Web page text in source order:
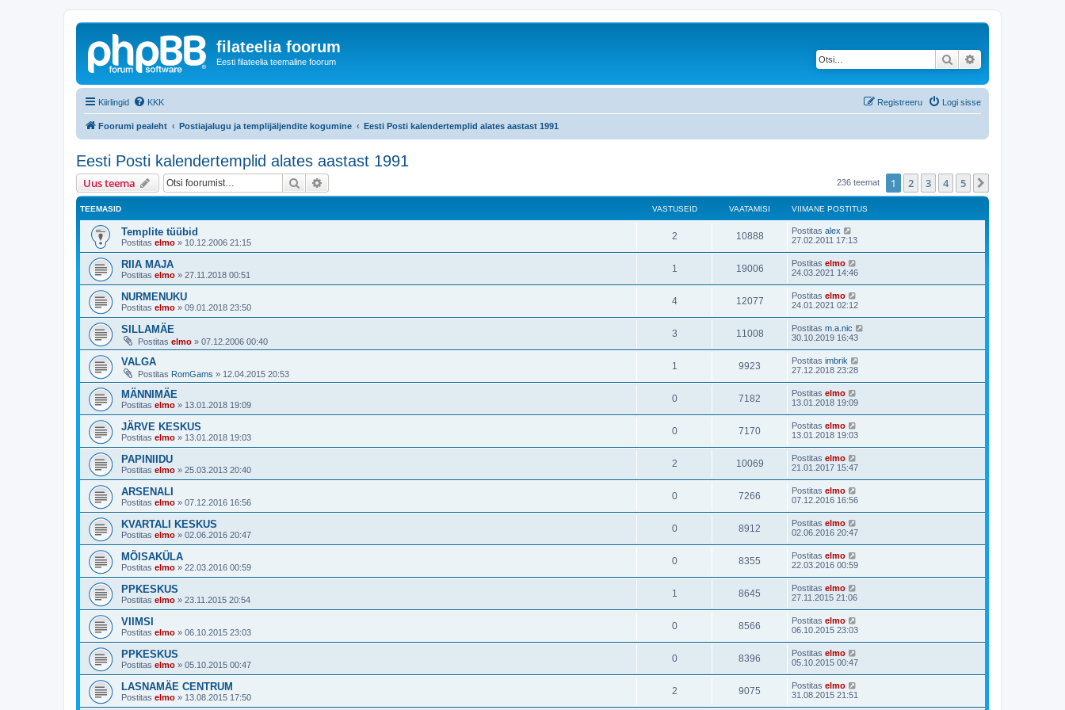
filateelia foorum
Eesti filateelia teemaline foorum Otsi
Kiirlingid KKK Logi sisse
Registreeru
Foorumi pealeht Postiajalugu ja templijäljendite kogumine Eesti Posti kalendertemplid alates aastast 1991
Eesti Posti kalendertemplid alates aastast 1991
Uus teema Otsi 236 teemat 1 2 3 4 5
TEEMASID VASTUSEID VAATAMISI VIIMANE POSTITUS
Templite tüübid
Postitas elmo » 10.12.2006 21:15
2 10888 Postitas alex
27.02.2011 17:13
RIIA MAJA
Postitas elmo » 27.11.2018 00:51
1 19006 Postitas elmo
24.03.2021 14:46
NURMENUKU
Postitas elmo » 09.01.2018 23:50
4 12077 Postitas elmo
24.01.2021 02:12
SILLAMÄE
Postitas elmo » 07.12.2006 00:40
3 11008 Postitas m.a.nic
30.10.2019 16:43
VALGA
Postitas RomGams » 12.04.2015 20:53
1 9923 Postitas imbrik
27.12.2018 23:28
MÄNNIMÄE
Postitas elmo » 13.01.2018 19:09
0 7182 Postitas elmo
13.01.2018 19:09
JÄRVE KESKUS
Postitas elmo » 13.01.2018 19:03
0 7170 Postitas elmo
13.01.2018 19:03
PAPINIIDU
Postitas elmo » 25.03.2013 20:40
2 10069 Postitas elmo
21.01.2017 15:47
ARSENALI
Postitas elmo » 07.12.2016 16:56
0 7266 Postitas elmo
07.12.2016 16:56
KVARTALI KESKUS
Postitas elmo » 02.06.2016 20:47
0 8912 Postitas elmo
02.06.2016 20:47
MÕISAKÜLA
Postitas elmo » 22.03.2016 00:59
0 8355 Postitas elmo
22.03.2016 00:59
PPKESKUS
Postitas elmo » 23.11.2015 20:54
1 8645 Postitas elmo
27.11.2015 21:06
VIIMSI
Postitas elmo » 06.10.2015 23:03
0 8566 Postitas elmo
06.10.2015 23:03
PPKESKUS
Postitas elmo » 05.10.2015 00:47
0 8396 Postitas elmo
05.10.2015 00:47
LASNAMÄE CENTRUM
Postitas elmo » 13.08.2015 17:50
2 9075 Postitas elmo
31.08.2015 21:51